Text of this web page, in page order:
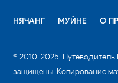
НЯЧАНГ МУЙНЕ О
© 2010-2025. Путеводитель
защищены. Копирование